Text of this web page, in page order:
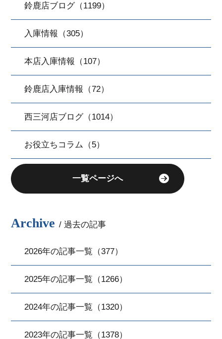
鈴鹿店ブログ（1199）
入庫情報（305）
本店入庫情報（107）
鈴鹿店入庫情報（72）
西三河店ブログ（1014）
お役立ちコラム（5）
一覧ページへ
Archive / 過去の記事
2026年の記事一覧（377）
2025年の記事一覧（1266）
2024年の記事一覧（1320）
2023年の記事一覧（1378）